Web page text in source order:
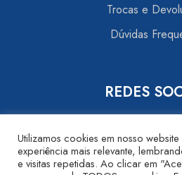
Trocas e
Dúvidas
REDES
Utilizamos cookies em nosso
experiência mais relevante,
e visitas repetidas. Ao clicar em